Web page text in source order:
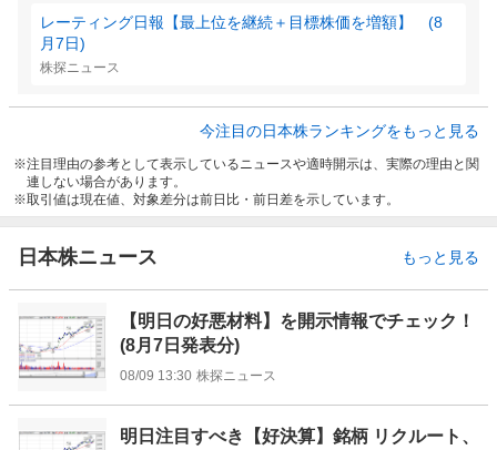
レーティング日報【最上位を継続＋目標株価を増額】 (8
月7日)
株探ニュース
今注目の日本株ランキングをもっと見る
注目理由の参考として表示しているニュースや適時開示は、実際の理由と関
連しない場合があります。
取引値は現在値、対象差分は前日比・前日差を示しています。
日本株ニュース もっと見る
【明日の好悪材料】を開示情報でチェック！
(8月7日発表分)
08/09 13:30 株探ニュース
明日注目すべき【好決算】銘柄 リクルート、